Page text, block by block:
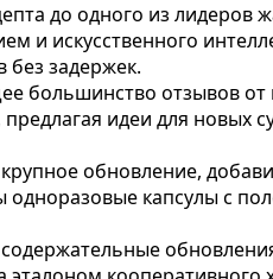
до одного из
и искусственного
без задержек.
большинство отзывов
идеи для новых
обновление,
одноразовые капсулы с